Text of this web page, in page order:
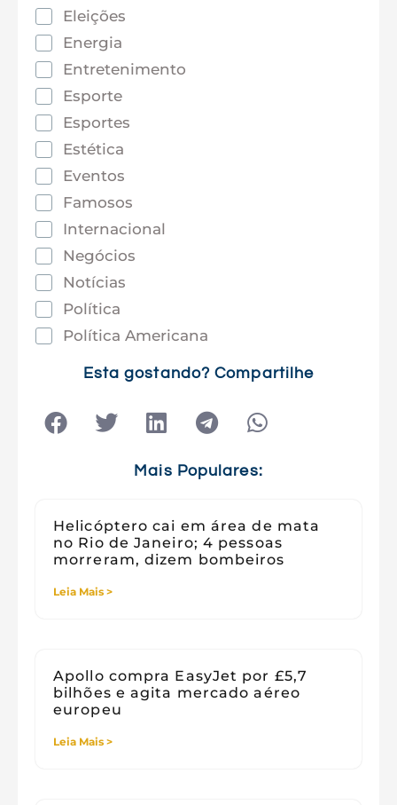
Eleições
Energia
Entretenimento
Esporte
Esportes
Estética
Eventos
Famosos
Internacional
Negócios
Notícias
Política
Política Americana
Tecnologia
Esta gostando? Compartilhe
Mais Populares:
Helicóptero cai em área de mata
no Rio de Janeiro; 4 pessoas
morreram, dizem bombeiros
Leia Mais >
Apollo compra EasyJet por £5,7
bilhões e agita mercado aéreo
europeu
Leia Mais >